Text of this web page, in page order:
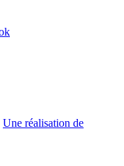
Une réalisation de